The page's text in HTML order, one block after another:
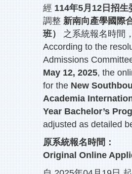
經 114年5月12日招生
調整 新南向產學國際
班）
之系統報名時間
According to the
Admissions
May 12, 2025, the
for the New
Academia
Year Bachelor’s
adjusted as detailed
原系統報名時間：
Original Online